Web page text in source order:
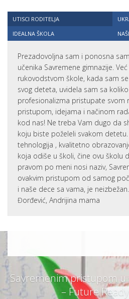
UTISCI RODITELJA
IDEALNA ŠKOLA
Prezadovoljna sam i ponosna
učenika Savremene gimnazije.
rukovodstvom škole, kada sam
svog deteta, uvidela sam sa
profesionalizma pristupate svom
pristupom, idejama i načinom
kod nas! Ne treba Vam dugo da
koju biste poželeli svakom
tehnologija , kvalitetno
koja odiše u školi, čine ovu školu
pravom po meni nosi naziv,
ovakvim pristupom od samog
i naše dece sa vama, je
Đorđević, Andrijina mama
Savremenim pristupom u
– Future